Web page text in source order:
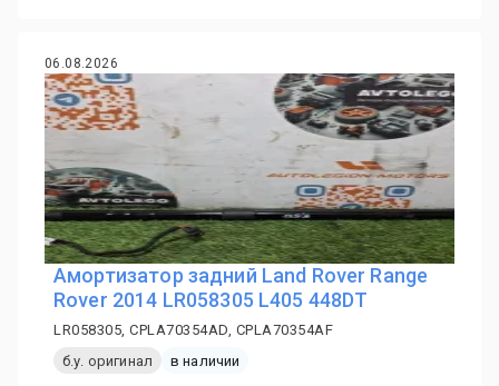
06.08.2026
Амортизатор задний Land Rover Range
Rover 2014 LR058305 L405 448DT
LR058305, CPLA70354AD, CPLA70354AF
б.у. оригинал
в наличии